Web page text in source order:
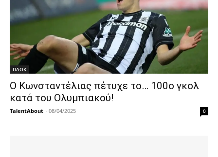
ΠΑΟΚ
Ο Κωνσταντέλιας πέτυχε το… 100ο γκολ
κατά του Ολυμπιακού!
TalentAbout - 08/04/2025 0